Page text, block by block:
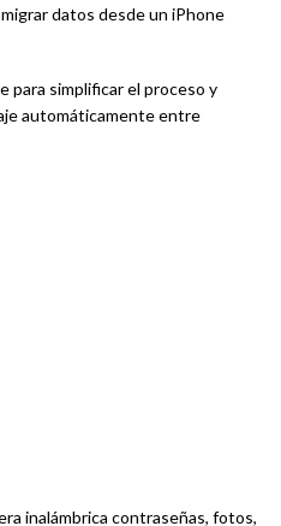
datos desde un iPhone
para simplificar el proceso y
automáticamente entre
inalámbrica contraseñas, fotos,